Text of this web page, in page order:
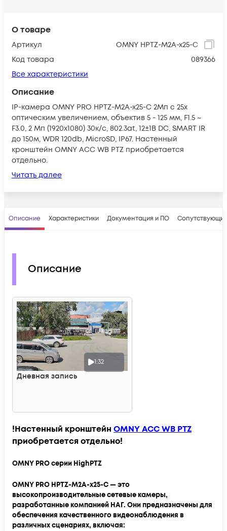
О товаре
Артикул
OMNY HPTZ-M2A-x25-C
Код товара
089366
Все характеристики
Описание
IP-камера OMNY PRO HPTZ-M2A-x25-C 2Мп с 25x
оптическим увеличением, объектив 5 - 125 мм, F1.5 ~
F3.0, 2 Мп (1920x1080) 30к/с, 802.3at, 12±1В DC, SMART IR
до 150м, WDR 120db, MicroSD, IP67. Настенный
кронштейн OMNY ACC WB PTZ приобретается
отдельно.
Читать далее
Описание Характеристики Документация и ПО
Описание
Дневная запись
1:32
!Настенный кронштейн OMNY ACC WB PTZ
приобретается отдельно!
OMNY PRO серии HighPTZ
OMNY PRO HPTZ-M2A-x25-C — это
высокопроизводительные сетевые камеры,
разработанные компанией НАГ. Они предназначены для
обеспечения качественного видеонаблюдения в
различных сценариях, включая: